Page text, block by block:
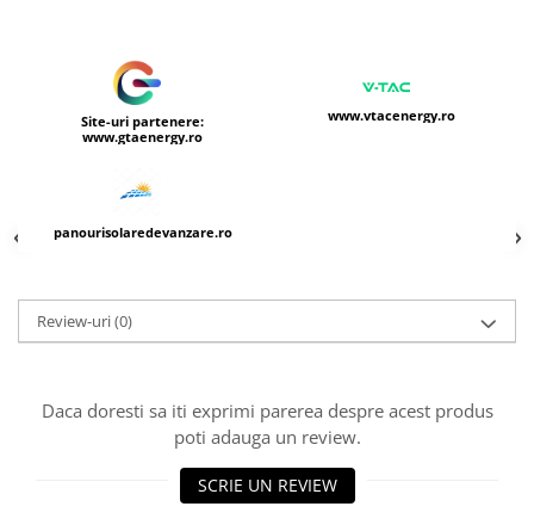
Site-uri partenere:
www.gtaenergy.ro
www.vtacenergy.ro
panourisolaredevanzare.ro
Review-uri(0)
Daca doresti sa iti exprimi parerea despre acest produs
poti adauga un review.
SCRIE UN REVIEW